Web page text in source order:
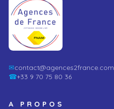
✉contact@agences2france.com
☎+33 9 70 75 80 36
A PROPOS